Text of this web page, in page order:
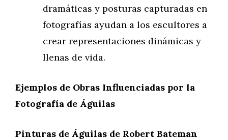
dramáticas y posturas capturadas en
fotografías ayudan a los escultores a
crear representaciones dinámicas y
llenas de vida.
Ejemplos de Obras Influenciadas por la
Fotografía de Águilas
Pinturas de Águilas de Robert Bateman